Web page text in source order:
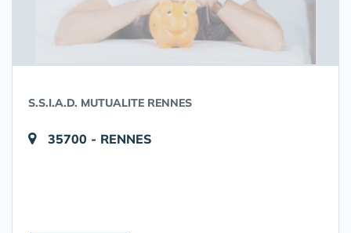
S.S.I.A.D. MUTUALITE RENNES
35700 - RENNES